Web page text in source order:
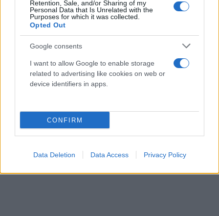
Retention, Sale, and/or Sharing of my
Personal Data that Is Unrelated with the
Purposes for which it was collected.
Opted Out
Google consents
I want to allow Google to enable storage
related to advertising like cookies on web or
device identifiers in apps.
CONFIRM
Data Deletion Data Access Privacy Policy